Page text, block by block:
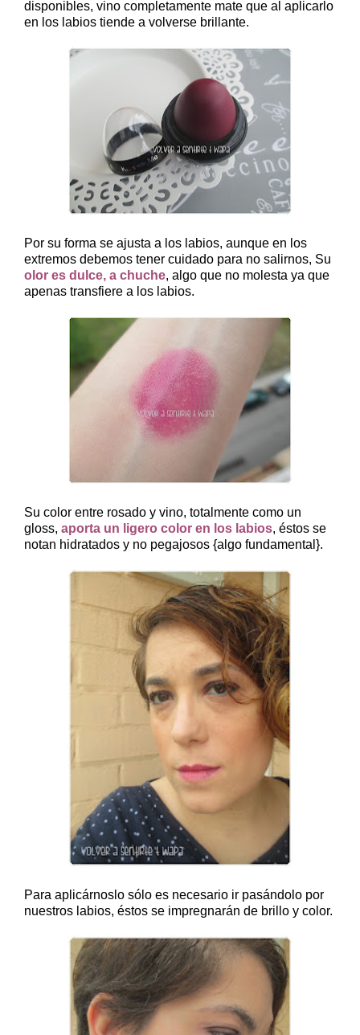
disponibles, vino completamente mate que al aplicarlo
en los labios tiende a volverse brillante.
Por su forma se ajusta a los labios, aunque en los
extremos debemos tener cuidado para no salirnos, Su
olor es dulce, a chuche, algo que no molesta ya que
apenas transfiere a los labios.
Su color entre rosado y vino, totalmente como un
gloss, aporta un ligero color en los labios, éstos se
notan hidratados y no pegajosos {algo fundamental}.
Para aplicárnoslo sólo es necesario ir pasándolo por
nuestros labios, éstos se impregnarán de brillo y color.